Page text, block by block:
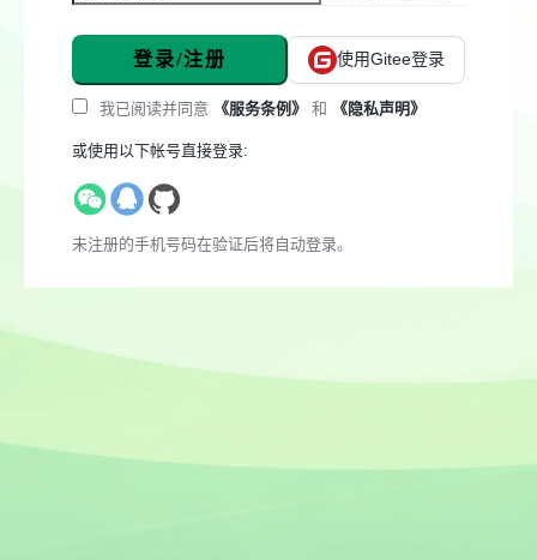
登录/注册 使用Gitee登录
我已阅读并同意 《服务条例》 和 《隐私声明》
或使用以下帐号直接登录:
未注册的手机号码在验证后将自动登录。